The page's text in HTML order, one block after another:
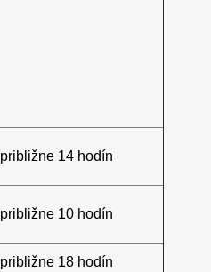
približne 14 hodín
približne 10 hodín
približne 18 hodín